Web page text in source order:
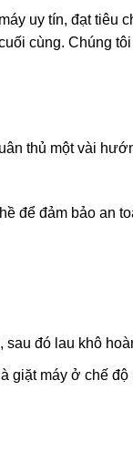
uy tín, đạt tiêu
cùng. Chúng
thủ một vài
để đảm bảo an
đó lau khô
giặt máy ở chế độ